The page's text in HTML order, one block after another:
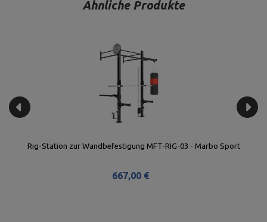
Ähnliche Produkte
Rig-Station zur Wandbefestigung MFT-RIG-03 - Marbo Sport
667,00 €